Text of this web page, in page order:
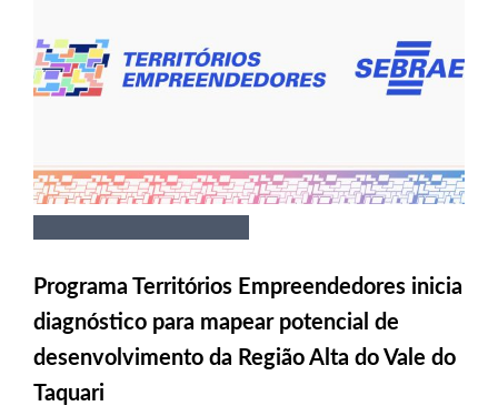
Programa Territórios Empreendedores inicia
diagnóstico para mapear potencial de
desenvolvimento da Região Alta do Vale do
Taquari